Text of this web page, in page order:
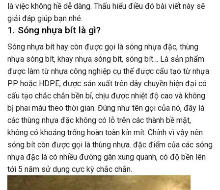
là việc không hề dễ dàng. Thấu hiểu điều đó bài viết này sẽ
giải đáp giúp bạn nhé.
1. Sóng nhựa bít là gì?
Sóng nhựa bít hay còn được gọi là sóng nhựa đặc, thùng
nhựa sóng bít, khay nhựa sóng bít, sóng bít… Là sản phẩm
được làm từ nhựa công nghiệp cụ thể được cấu tạo từ nhựa
PP hoặc HDPE, được sản xuất trên dây chuyền hiện đại có
cấu tạo chắc chắn bền bỉ, chịu được nhiệt độ cao và không
bị phai màu theo thời gian. Đúng như tên gọi của nó, đây là
các thùng nhựa đặc không có lỗ trên các thành bề mặt,
không có khoảng trống hoàn toàn kín mít. Chính vì vậy nên
sóng bít còn được gọi là thùng nhựa. đặc điểm của các sóng
nhựa đặc là có nhiều đường gân xung quanh, có độ bền lên
tới 5 năm sử dụng cực kỳ chắc chắn.